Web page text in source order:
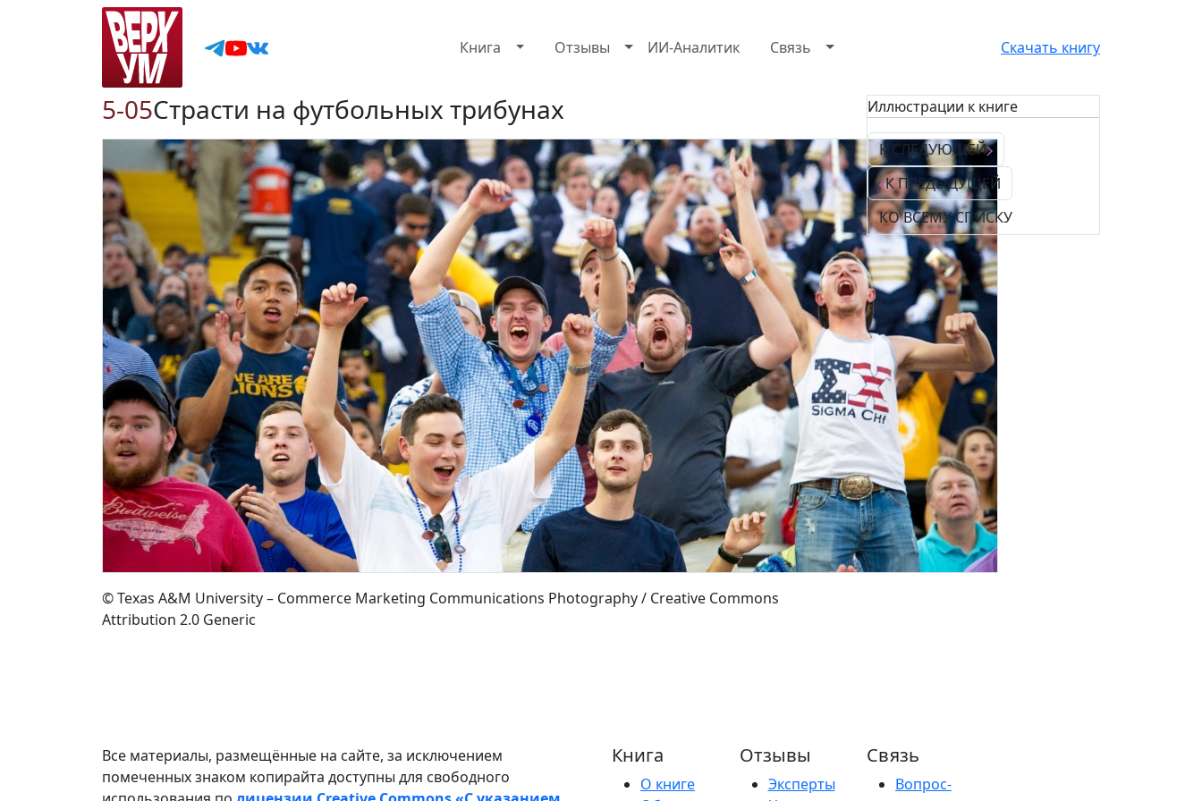
Книга Отзывы ИИ-Аналитик Связь Скачать книгу
5-05Страсти на футбольных трибунах
© Texas A&M University – Commerce Marketing Communications Photography / Creative Commons
Attribution 2.0 Generic
Иллюстрации к книге
К СЛЕДУЮЩЕЙ
К ПРЕДЫДУЩЕЙ
КО ВСЕМУ СПИСКУ
Все материалы, размещённые на сайте, за исключением
помеченных знаком копирайта доступны для свободного
Книга
О книге
Отзывы
Эксперты
Связь
Вопрос-